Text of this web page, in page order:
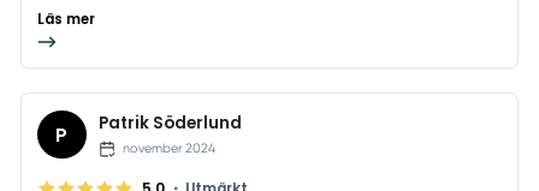
Läs mer
P Patrik Söderlund
november 2024